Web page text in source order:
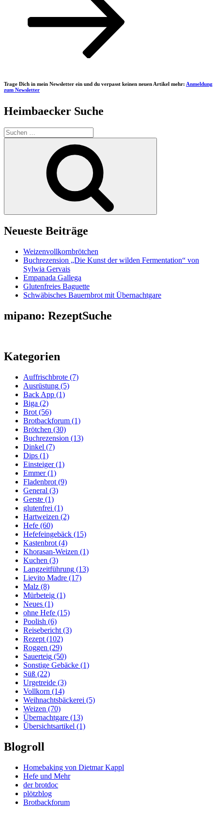
Trage Dich in mein Newsletter ein und du verpasst keinen neuen Artikel mehr: Anmeldung
zum Newsletter
Heimbaecker Suche
Suchen
nach:
Neueste Beiträge
Weizenvollkornbrötchen
Buchrezension „Die Kunst der wilden Fermentation“ von
Sylwia Gervais
Empanada Gallega
Glutenfreies Baguette
Schwäbisches Bauernbrot mit Übernachtgare
mipano: RezeptSuche
Kategorien
Auffrischbrote (7)
Ausrüstung (5)
Back App (1)
Biga (2)
Brot (56)
Brotbackforum (1)
Brötchen (30)
Buchrezension (13)
Dinkel (7)
Dips (1)
Einsteiger(1)
Emmer(1)
Fladenbrot (9)
General (3)
Gerste (1)
glutenfrei (1)
Hartweizen (2)
Hefe (60)
Hefefeingebäck (15)
Kastenbrot (4)
Khorasan-Weizen (1)
Kuchen (3)
Langzeitführung (13)
Lievito Madre (17)
Malz (8)
Mürbeteig (1)
Neues (1)
ohne Hefe (15)
Poolish (6)
Reisebericht (3)
Rezept (102)
Roggen (29)
Sauerteig (50)
Sonstige Gebäcke (1)
Süß (22)
Urgetreide (3)
Vollkorn (14)
Weihnachtsbäckerei (5)
Weizen (70)
Übernachtgare (13)
Übersichtsartikel (1)
Blogroll
Homebaking von Dietmar Kappl
Hefe und Mehr
der brotdoc
plötzblog
Brotbackforum